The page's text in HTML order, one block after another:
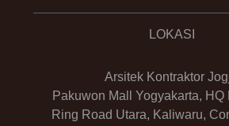
LOKASI
Arsitek Kontraktor
Pakuwon Mall Yogyakarta, HQ
Ring Road Utara, Kaliwaru,